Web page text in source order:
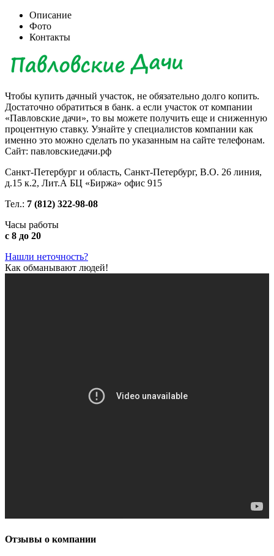
Описание
Фото
Контакты
Чтобы купить дачный участок, не обязательно долго копить.
Достаточно обратиться в банк. а если участок от компании
«Павловские дачи», то вы можете получить еще и сниженную
процентную ставку. Узнайте у специалистов компании как
именно это можно сделать по указанным на сайте телефонам.
Сайт: павловскиедачи.рф
Санкт-Петербург и область, Санкт-Петербург, В.О. 26 линия,
д.15 к.2, Лит.А БЦ «Биржа» офис 915
Тел.: 7 (812) 322-98-08
Часы работы
с 8 до 20
Нашли неточность?
Как обманывают людей!
Отзывы о компании